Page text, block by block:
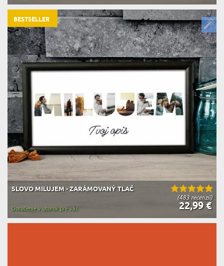
(483 recenzií)
SLOVO MILUJEM - ZARÁMOVANÝ TLAČ
22,99 €
Doručenie v utorok pre vás
BESTSELLER